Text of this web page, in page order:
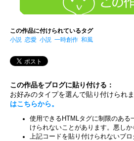
この作品に付けられているタグ
小説 恋愛 小説 一時創作 和風
この作品をブログに貼り付ける：
お好みのタイプを選んで貼り付けられま
はこちらから。
使用できるHTMLタグに制限のあ
けられないことがあります。悪しか
上記コードを貼り付けられないブ